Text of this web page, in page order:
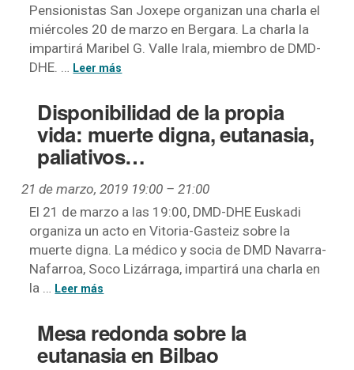
Pensionistas San Joxepe organizan una charla el
miércoles 20 de marzo en Bergara. La charla la
impartirá Maribel G. Valle Irala, miembro de DMD-
DHE. …
Disponibilidad de la propia
vida: muerte digna, eutanasia,
paliativos…
21 de marzo, 2019 19:00 –21:00
El 21 de marzo a las 19:00, DMD-DHE Euskadi
organiza un acto en Vitoria-Gasteiz sobre la
muerte digna. La médico y socia de DMD Navarra-
Nafarroa, Soco Lizárraga, impartirá una charla en
la …
Mesa redonda sobre la
eutanasia en Bilbao